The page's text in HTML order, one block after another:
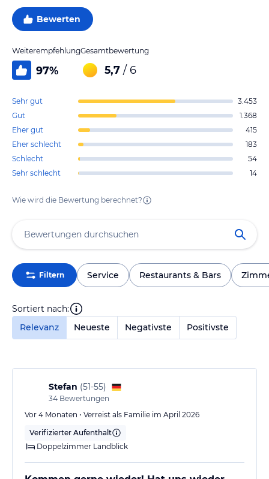
Bewerten
Weiterempfehlung
97%
Gesamtbewertung
5,7 / 6
Sehr gut
3.453
Gut
1.368
Eher gut
415
Eher schlecht
183
Schlecht
54
Sehr schlecht
14
Wie wird die Bewertung berechnet?
Filtern Service Restaurants & Bars
Sortiert nach:
Relevanz
Neueste Negativste Positivste
Stefan (51-55)
34 Bewertungen
Vor 4 Monaten • Verreist als Familie im April 2026
Verifizierter Aufenthalt
Doppelzimmer Landblick